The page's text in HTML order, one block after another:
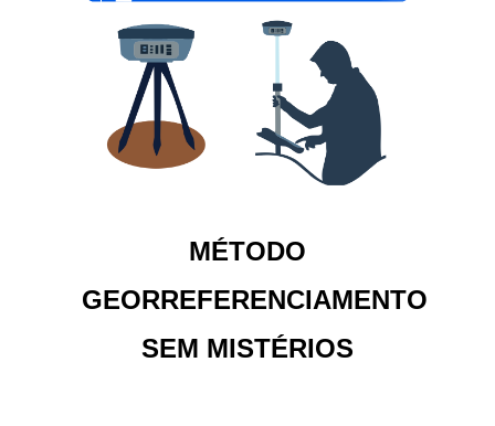
MÉTODO
GEORREFERENCIAMENTO
SEM MISTÉRIOS